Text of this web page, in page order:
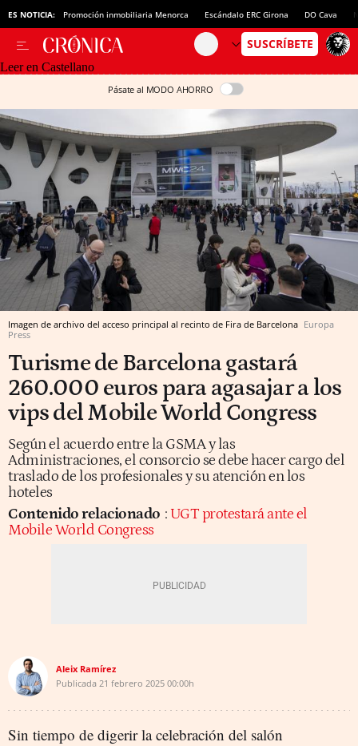
ES NOTICIA: Promoción inmobiliaria Menorca Escándalo ERC Girona DO Cava
Leer en Castellano
Pásate al MODO AHORRO
Imagen de archivo del acceso principal al recinto de Fira de Barcelona Europa
Press
Turisme de Barcelona gastará
260.000 euros para agasajar a los
vips del Mobile World Congress
Según el acuerdo entre la GSMA y las
Administraciones, el consorcio se debe hacer cargo del
traslado de los profesionales y su atención en los
hoteles
Contenido relacionado : UGT protestará ante el
Mobile World Congress
Aleix Ramírez
Publicada 21 febrero 2025 00:00h
Sin tiempo de digerir la celebración del salón